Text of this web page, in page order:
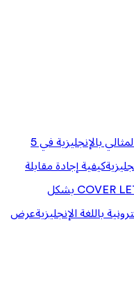
كيفية كتابة البريد الإلكتروني الإحترافى المثالي بالإنجليزية في 5
كيفية إجادة مقابلة
كيفية إعداد COVER LETTER بشكل
باللغة الإنجليزيةعرض